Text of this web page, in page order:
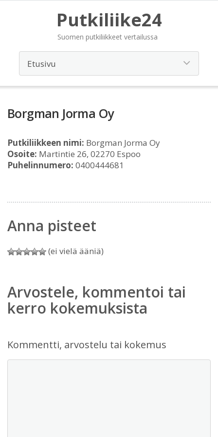
Putkiliike24
Suomen putkiliikkeet vertailussa
Borgman Jorma Oy
Putkiliikkeen nimi: Borgman Jorma Oy
Osoite: Martintie 26, 02270 Espoo
Puhelinnumero: 0400444681
Anna pisteet
(ei vielä ääniä)
Arvostele, kommentoi tai
kerro kokemuksista
Kommentti, arvostelu tai kokemus